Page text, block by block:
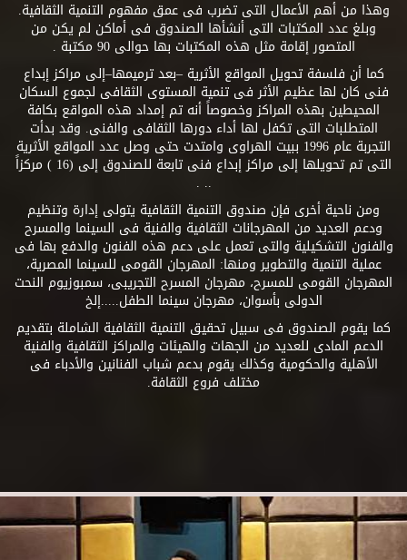
وهذا من أهم الأعمال التى تضرب فى عمق مفهوم التنمية الثقافية.
وبلغ عدد المكتبات التى أنشأها الصندوق فى أماكن لم يكن من
المتصور إقامة مثل هذه المكتبات بها حوالى 90 مكتبة .
كما أن فلسفة تحويل المواقع الأثرية –بعد ترميمها–إلى مراكز إبداع
فنى كان لها عظيم الأثر فى تنمية المستوى الثقافى لجموع السكان
المحيطين بهذه المراكز وخصوصاً أنه تم إمداد هذه المواقع بكافة
المتطلبات التى تكفل لها أداء دورها الثقافى والفنى. وقد بدأت
التجربة عام 1996 ببيت الهراوى وامتدت حتى وصل عدد المواقع الأثرية
التى تم تحويلها إلى مراكز إبداع فنى تابعة للصندوق إلى (16 ) مركزاً
.. .
ومن ناحية أخرى فإن صندوق التنمية الثقافية يتولى إدارة وتنظيم
ودعم العديد من المهرجانات الثقافية والفنية فى السينما والمسرح
والفنون التشكيلية والتى تعمل على دعم هذه الفنون والدفع بها فى
عملية التنمية والتطوير ومنها: المهرجان القومى للسينما المصرية،
المهرجان القومى للمسرح، مهرجان المسرح التجريبى، سمبوزيوم النحت
الدولى بأسوان، مهرجان سينما الطفل.....إلخ
كما يقوم الصندوق فى سبيل تحقيق التنمية الثقافية الشاملة بتقديم
الدعم المادى للعديد من الجهات والهيئات والمراكز الثقافية والفنية
الأهلية والحكومية وكذلك يقوم بدعم شباب الفنانين والأدباء فى
مختلف فروع الثقافة.